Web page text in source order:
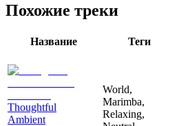
Похожие треки
Название Теги
Thoughtful
Ambient
World,
Marimba,
Relaxing,